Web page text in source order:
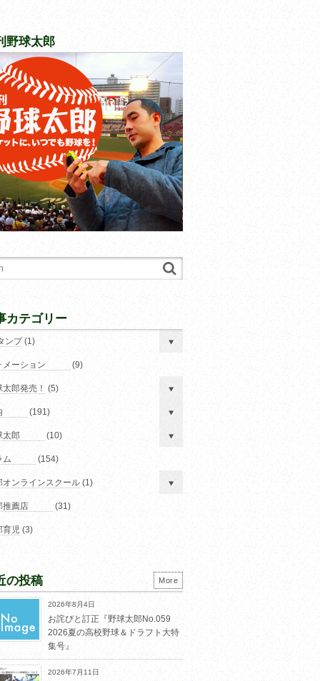
野球太郎
カテゴリー
ンプ(1)
メーション (9)
郎発売！ (5)
(191)
太郎 (10)
ム (154)
オンラインスクール (1)
推薦店 (31)
育児 (3)
の投稿
2026年8月4日
お詫びと訂正『野球太郎No.059
2026夏の高校野球＆ドラフト大特
集号』
2026年7月11日
More